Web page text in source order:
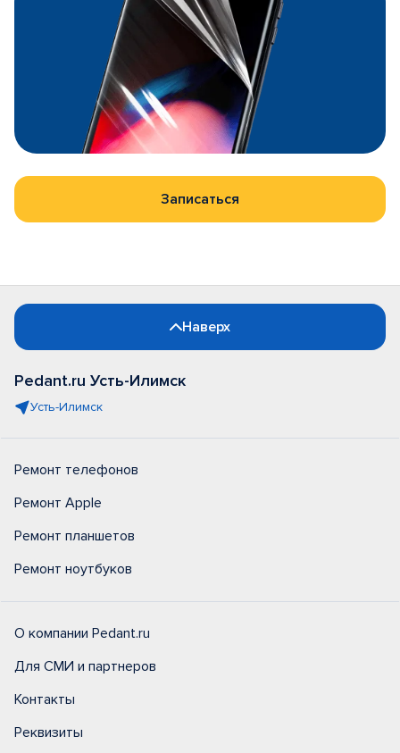
Записаться
Наверх
Pedant.ru Усть-Илимск
Усть-Илимск
Ремонт телефонов
Ремонт Apple
Ремонт планшетов
Ремонт ноутбуков
О компании Pedant.ru
Для СМИ и партнеров
Контакты
Реквизиты